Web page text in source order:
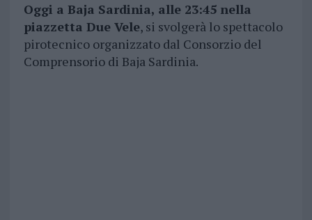
Oggi a Baja Sardinia, alle 23:45 nella
piazzetta Due Vele, si svolgerà lo spettacolo
pirotecnico organizzato dal Consorzio del
Comprensorio di Baja Sardinia.